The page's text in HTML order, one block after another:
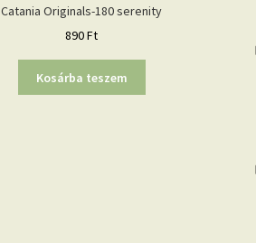
Catania Originals-180 serenity
890Ft
Kosárba teszem